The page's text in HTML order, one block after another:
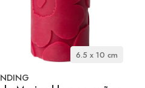
6.5 x 10 cm